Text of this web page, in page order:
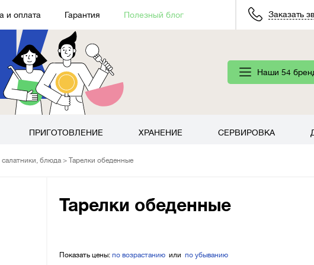
и оплата Гарантия Полезный блог Заказать
Наши 54
ПРИГОТОВЛЕНИЕ ХРАНЕНИЕ СЕРВИРОВКА
салатники, блюда Тарелки обеденные
Тарелки обеденные
Показать цены: по возрастанию или по убыванию